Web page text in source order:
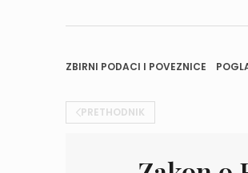
ZBIRNI PODACI I POVEZNICE
PRETHODNIK